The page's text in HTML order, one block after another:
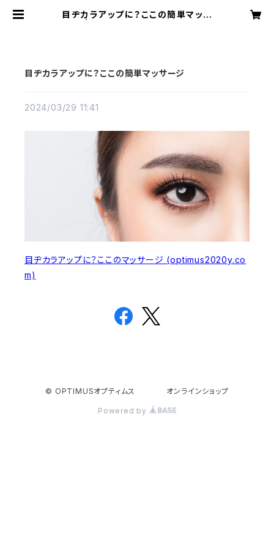
目ヂカラアップに？ここの簡単マッサ
目ヂカラアップに？ここの簡単マッサージ
2024/03/29 11:41
目ヂカラアップに？ここのマッサージ (optimus2020y.co
m)
© OPTIMUSオプティムス オンラインショップ
Powered by